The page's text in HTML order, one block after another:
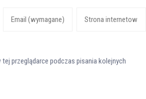
przeglądarce podczas pisania kolejnych